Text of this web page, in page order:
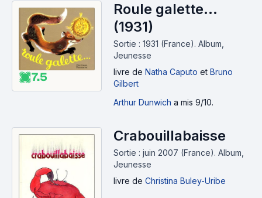
7.5
Roule galette...
(1931)
Sortie : 1931 (France). Album,
Jeunesse
livre de Natha Caputo et Bruno
Gilbert
Arthur Dunwich a mis 9/10.
Crabouillabaisse
Sortie : juin 2007 (France). Album,
Jeunesse
livre de Christina Buley-Uribe